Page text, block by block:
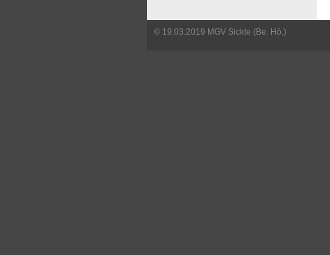
© 19.03.2019 MGV Sickte (Be. Hö.)